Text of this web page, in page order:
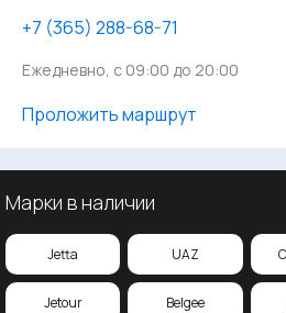
‪+7 (365) 288-68-71
Ежедневно, с 09:00 до 20:00
Проложить маршрут
Марки в наличии
Jetta UAZ
Jetour Belgee